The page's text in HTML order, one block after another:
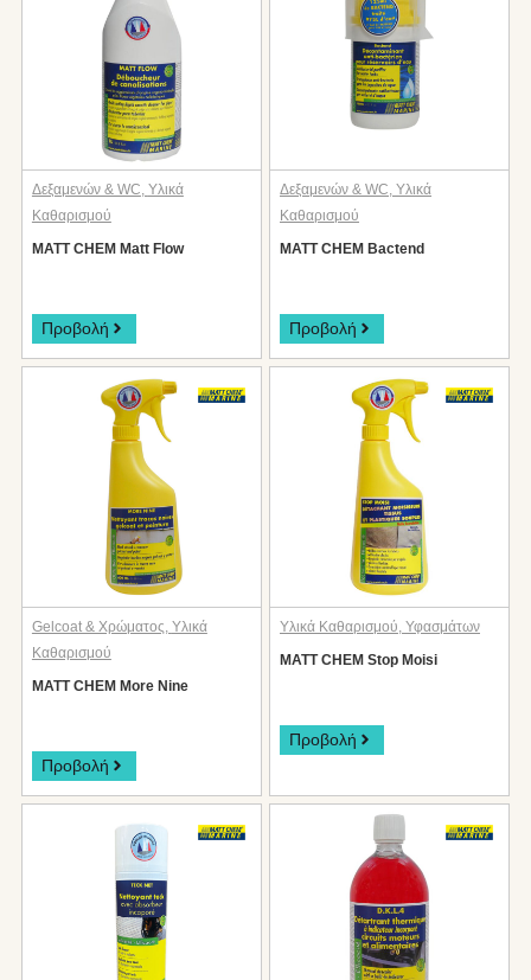
Δεξαμενών & WC Υλικά
Καθαρισμού
MATT CHEM Matt Flow
Προβολή
Δεξαμενών & WC Υλικά
Καθαρισμού
MATT CHEM Bactend
Προβολή
Gelcoat & Χρώματος Υλικά
Καθαρισμού
MATT CHEM More Nine
Προβολή
Υλικά Καθαρισμού Υφασμάτων
MATT CHEM Stop Moisi
Προβολή